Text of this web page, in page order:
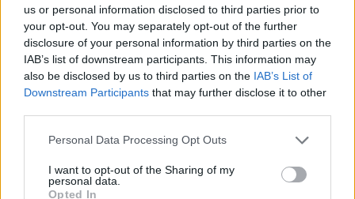
us or personal information disclosed to third parties prior to
your opt-out. You may separately opt-out of the further
disclosure of your personal information by third parties on the
IAB’s list of downstream participants. This information may
also be disclosed by us to third parties on the IAB’s List of
Downstream Participants that may further disclose it to other
Please note that this website/app uses one or more Google
not limited to your visit or usage behaviour. You may click to
grant or deny consent to Google and its third-party tags to
Personal Data Processing Opt Outs
I want to opt-out of the Sharing of my
personal data.
Opted In
Η πληρωμή τουΚΕΑθα πραγματοποιηθεί με πίστωση εξ
ημισείας στο λογαριασμό και στην προπληρωμένη κάρτα
αγορών, στις περιπτώσεις που το συνολικό
καταβαλλόμενο ποσό είναι ίσο με ή υπερβαίνει τα 100
ευρώ ανά μήνα.
προπληρωμένη τραπεζική κάρτατου δικαιούχου
μπορεί να χρησιμοποιηθεί, χωρίς κανέναν περιορισμό,
ηλεκτρονικών αγορών. Στο πλαίσιο αυτό, οι δικαιούχοι
του ΚΕΑ παρακαλούνται να απευθύνονται στην τράπεζα